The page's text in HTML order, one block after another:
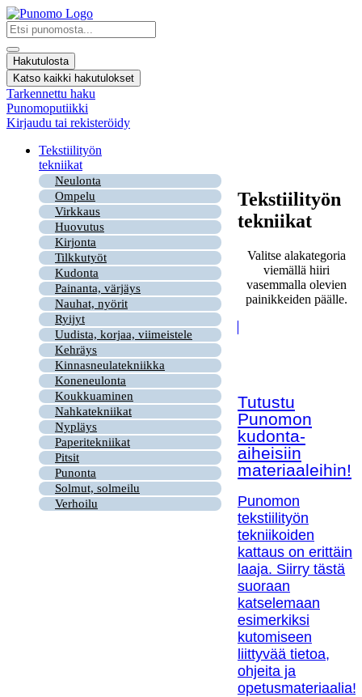
Mene
sisältöön
Search
...
Hakutulosta
Katso kaikki hakutulokset
Tarkennettu haku
Punomoputiikki
Kirjaudu tai rekisteröidy
Tekstiilityön
tekniikat
Neulonta
Ompelu
Virkkaus
Huovutus
Kirjonta
Tilkkutyöt
Kudonta
Painanta, värjäys
Nauhat, nyörit
Ryijyt
Uudista, korjaa, viimeistele
Kehräys
Kinnasneulatekniikka
Koneneulonta
Koukkuaminen
Nahkatekniikat
Nypläys
Paperitekniikat
Pitsit
Punonta
Solmut, solmeilu
Verhoilu
Tekstiilityön
tekniikat
Valitse alakategoria
viemällä hiiri
vasemmalla olevien
painikkeiden päälle.
Tutustu
Punomon
kudonta-
aiheisiin
materiaaleihin!
Punomon
tekstiilityön
tekniikoiden
kattaus on erittäin
laaja. Siirry tästä
suoraan
katselemaan
esimerkiksi
kutomiseen
liittyvää tietoa,
ohjeita ja
opetusmateriaalia!